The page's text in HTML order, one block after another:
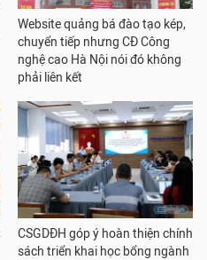
Website quảng bá đào tạo kép,
chuyển tiếp nhưng CĐ Công
nghệ cao Hà Nội nói đó không
phải liên kết
CSGDĐH góp ý hoàn thiện chính
sách triển khai học bổng ngành